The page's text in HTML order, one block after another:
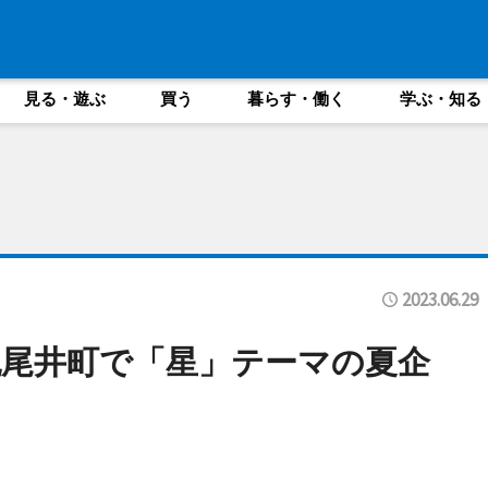
見る・遊ぶ 買う 暮らす・働く 学ぶ・知る
2023.06.29
井町で「星」テーマの夏企